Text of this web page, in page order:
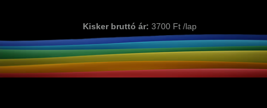
Kisker bruttó ár: 3700 Ft /lap